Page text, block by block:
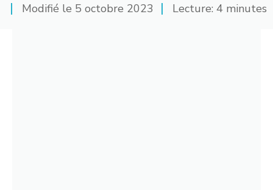
Modifié le 5 octobre 2023 Lecture: 4 minutes